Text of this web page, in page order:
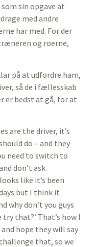
sin opgave at
med andre
har med. For der
og roerne,
på at udfordre ham,
så de i fællesskab
er bedst at gå, for at
are the driver, it’s
do – and they
need to switch to
don’t ask
like it’s been
but I think it
why don’t you guys
that?’ That’s how I
hope they will say
that, so we